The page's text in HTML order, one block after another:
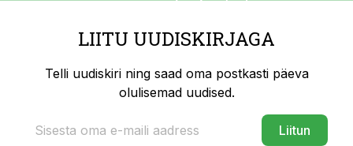
LIITU UUDISKIRJAGA
Telli uudiskiri ning saad oma postkasti päeva
olulisemad uudised.
Liitun